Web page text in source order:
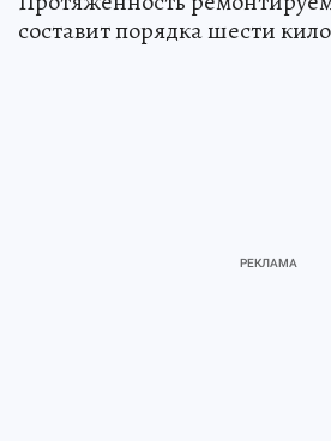
составит порядка шести